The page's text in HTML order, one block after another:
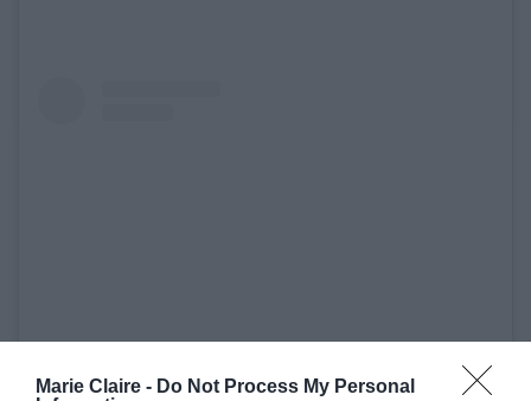
Marie Claire - Do Not Process My Personal
Δείτε αυτή τη δημοσίευση στο Instagram.